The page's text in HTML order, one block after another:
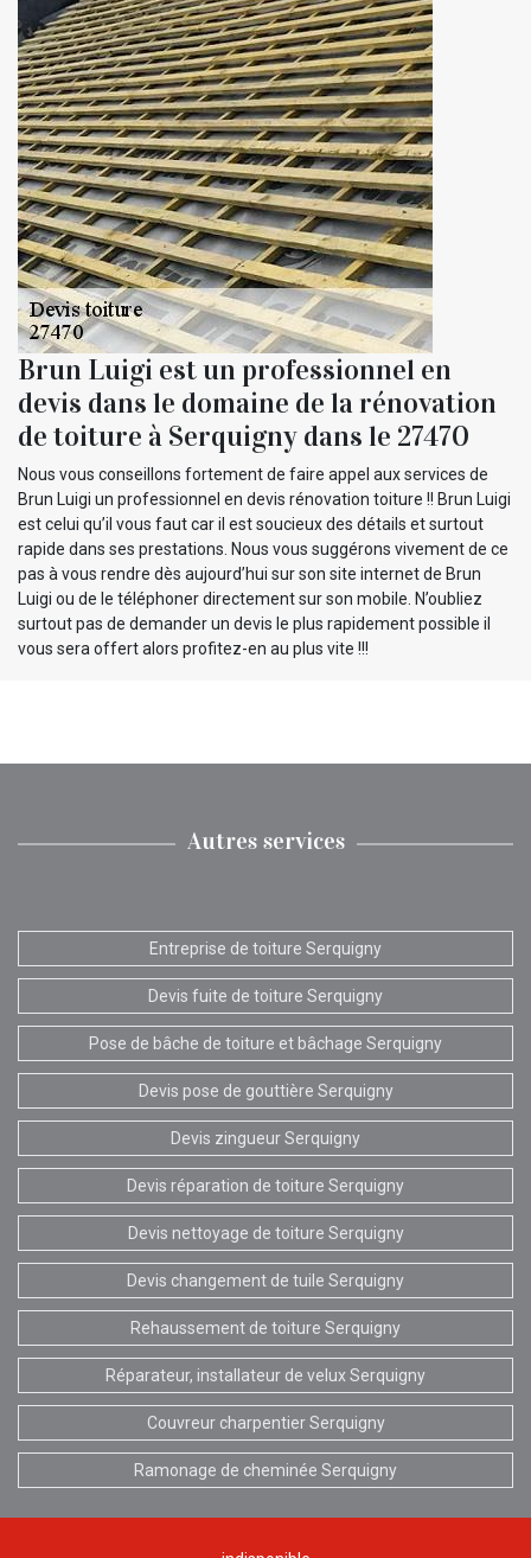
Brun Luigi est un professionnel en
devis dans le domaine de la rénovation
de toiture à Serquigny dans le 27470
Nous vous conseillons fortement de faire appel aux services de
Brun Luigi un professionnel en devis rénovation toiture !! Brun Luigi
est celui qu’il vous faut car il est soucieux des détails et surtout
rapide dans ses prestations. Nous vous suggérons vivement de ce
pas à vous rendre dès aujourd’hui sur son site internet de Brun
Luigi ou de le téléphoner directement sur son mobile. N’oubliez
surtout pas de demander un devis le plus rapidement possible il
vous sera offert alors profitez-en au plus vite !!!
Autres services
Entreprise de toiture Serquigny
Devis fuite de toiture Serquigny
Pose de bâche de toiture et bâchage Serquigny
Devis pose de gouttière Serquigny
Devis zingueur Serquigny
Devis réparation de toiture Serquigny
Devis nettoyage de toiture Serquigny
Devis changement de tuile Serquigny
Rehaussement de toiture Serquigny
Réparateur, installateur de velux Serquigny
Couvreur charpentier Serquigny
Ramonage de cheminée Serquigny